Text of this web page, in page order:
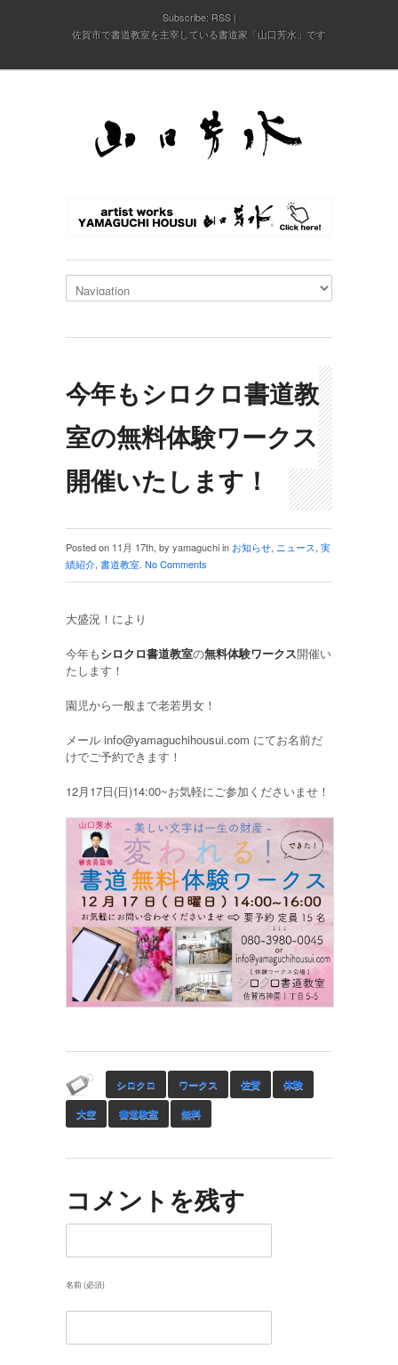
Subscribe: RSS
佐賀市で書道教室を主宰している書道家「山口芳水」です
今年もシロクロ書道教
室の無料体験ワークス
開催いたします！
Posted on 11月 17th, by yamaguchi in お知らせ, ニュース, 実
績紹介, 書道教室. No Comments
大盛況！により
今年もシロクロ書道教室の無料体験ワークス開催い
たします！
園児から一般まで老若男女！
メール info@yamaguchihousui.com にてお名前だ
けでご予約できます！
12月17日(日)14:00~お気軽にご参加くださいませ！
シロクロ ワークス 佐賀 体験
大空 書道教室 無料
コメントを残す
名前 (必須)